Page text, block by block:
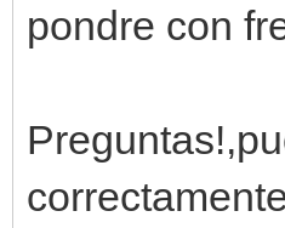
pondre con